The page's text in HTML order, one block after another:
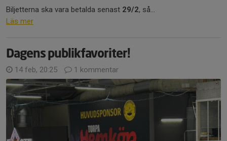
Biljetterna ska vara betalda senast 29/2, så...
Läs mer
Dagens publikfavoriter!
14 feb, 20:25 1 kommentar